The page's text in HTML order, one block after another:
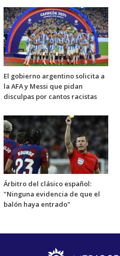
El gobierno argentino solicita a
la AFA y Messi que pidan
disculpas por cantos racistas
Árbitro del clásico español:
"Ninguna evidencia de que el
balón haya entrado"